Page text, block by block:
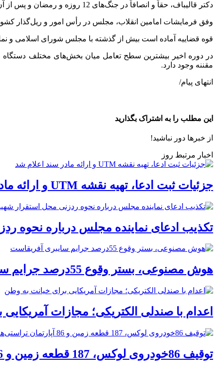
دکتر قالیباف، حقاً و انصافاً در جنگ‌های 12 روزه و رمضان و پس از آن، در عرصه‌های «میدان» و «دیپلماسی» جهاد کرد.
وفق فرمایشات امامین انقلاب، مجلس در رأس امور و ریل‌گذار
قوه قضاییه آماده است بیش از گذشته با مجلس شورای اسلامی و
در دوره اخیر بیشترین سطح تعامل میان بخش‌های مختلف دستگاه
مقننه وجود دارد.
انتهای پیام/
این مطلب را به اشتراک بگذارید
از خبرها دور نباشید!
اخبار مرتبط روز
جزئیات ثبت ادعا، تهیه نقشه UTM و ارائه مادر سند اعلام شد
تکذیب ادعای نماینده مجلس درباره نحوه
هوش مصنوعی، بستر وقوع 55درصد جرایم سایبری آفریقاست
اعدام با صندلی الکتریکی؛ مجازات
توقیف 86خودروی لوکس، 187 قطعه زمین و 86 آپارتمان تراستی‌ها